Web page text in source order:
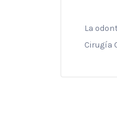
La
Cirugía